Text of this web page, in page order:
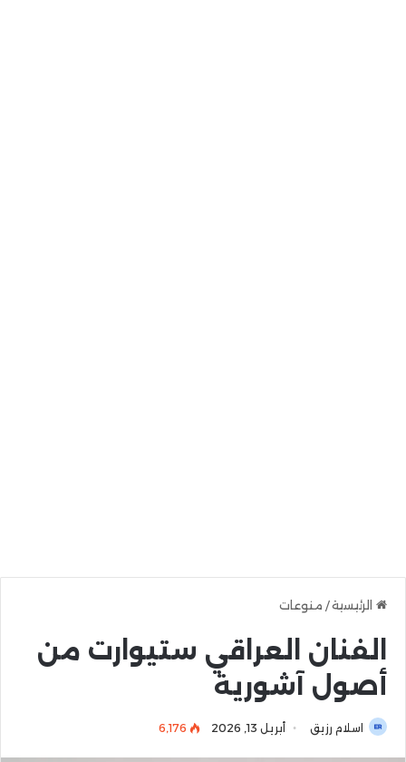
الرئيسية/ منوعات
الفنان العراقي ستيوارت من
أصول آشورية
اسلام رزيق أبريل 13, 2026 6٬176